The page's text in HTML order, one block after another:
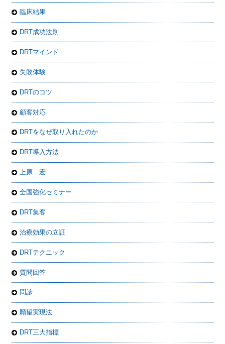
臨床結果
DRT成功法則
DRTマインド
失敗体験
DRTのコツ
顧客対応
DRTをなぜ取り入れたのか
DRT導入方法
上原 宏
全国強化セミナー
DRT集客
治療効果の立証
DRTテクニック
質問回答
問診
願望実現法
DRT三大指標